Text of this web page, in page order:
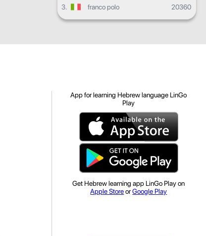
3.
franco polo 20360
App for learning Hebrew language LinGo
Play
Get Hebrew learning app LinGo Play on
Apple StoreorGoogle Play